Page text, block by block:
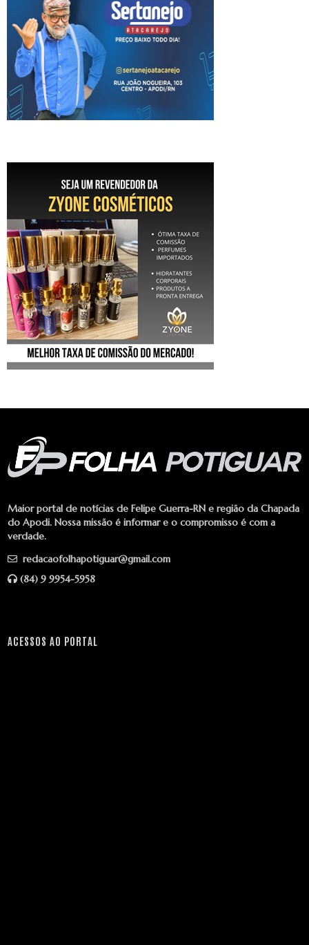
Maior portal de notícias de Felipe Guerra-RN e região da Chapada
do Apodi. Nossa missão é informar e o compromisso é com a
verdade.
redacaofolhapotiguar@gmail.com
(84) 9 9954-5958
ACESSOS AO PORTAL